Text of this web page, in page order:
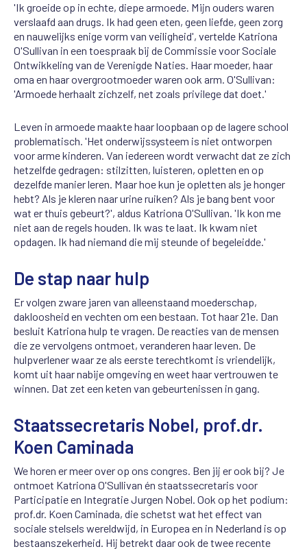
'Ik groeide op in echte, diepe armoede. Mijn ouders waren
verslaafd aan drugs. Ik had geen eten, geen liefde, geen zorg
en nauwelijks enige vorm van veiligheid', vertelde Katriona
O'Sullivan in een toespraak bij de Commissie voor Sociale
Ontwikkeling van de Verenigde Naties. Haar moeder, haar
oma en haar overgrootmoeder waren ook arm. O'Sullivan:
'Armoede herhaalt zichzelf, net zoals privilege dat doet.'
Leven in armoede maakte haar loopbaan op de lagere school
problematisch. 'Het onderwijssysteem is niet ontworpen
voor arme kinderen. Van iedereen wordt verwacht dat ze zich
hetzelfde gedragen: stilzitten, luisteren, opletten en op
dezelfde manier leren. Maar hoe kun je opletten als je honger
hebt? Als je kleren naar urine ruiken? Als je bang bent voor
wat er thuis gebeurt?', aldus Katriona O'Sullivan. 'Ik kon me
niet aan de regels houden. Ik was te laat. Ik kwam niet
opdagen. Ik had niemand die mij steunde of begeleidde.'
De stap naar hulp
Er volgen zware jaren van alleenstaand moederschap,
dakloosheid en vechten om een bestaan. Tot haar 21e. Dan
besluit Katriona hulp te vragen. De reacties van de mensen
die ze vervolgens ontmoet, veranderen haar leven. De
hulpverlener waar ze als eerste terechtkomt is vriendelijk,
komt uit haar nabije omgeving en weet haar vertrouwen te
winnen. Dat zet een keten van gebeurtenissen in gang.
Staatssecretaris Nobel, prof.dr.
Koen Caminada
We horen er meer over op ons congres. Ben jij er ook bij? Je
ontmoet Katriona O'Sullivan én staatssecretaris voor
Participatie en Integratie Jurgen Nobel. Ook op het podium:
prof.dr. Koen Caminada, die schetst wat het effect van
sociale stelsels wereldwijd, in Europea en in Nederland is op
bestaanszekerheid. Hij betrekt daar ook de twee recente